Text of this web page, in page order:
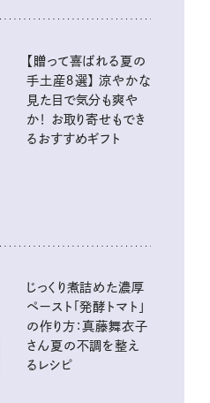
【贈って喜ばれる夏の
手土産８選】 涼やかな
見た目で気分も爽や
か！ お取り寄せもでき
るおすすめギフト
じっくり煮詰めた濃厚
ペースト「発酵トマト」
の作り方：真藤舞衣子
さん夏の不調を整え
るレシピ